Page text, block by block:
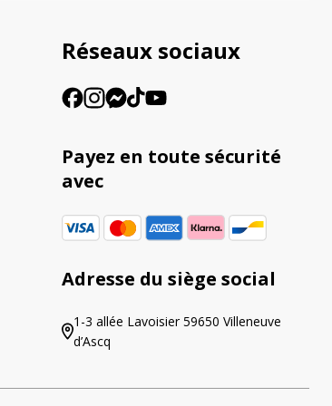
Réseaux sociaux
Payez en toute sécurité
avec
Adresse du siège social
1-3 allée Lavoisier 59650 Villeneuve
d’Ascq